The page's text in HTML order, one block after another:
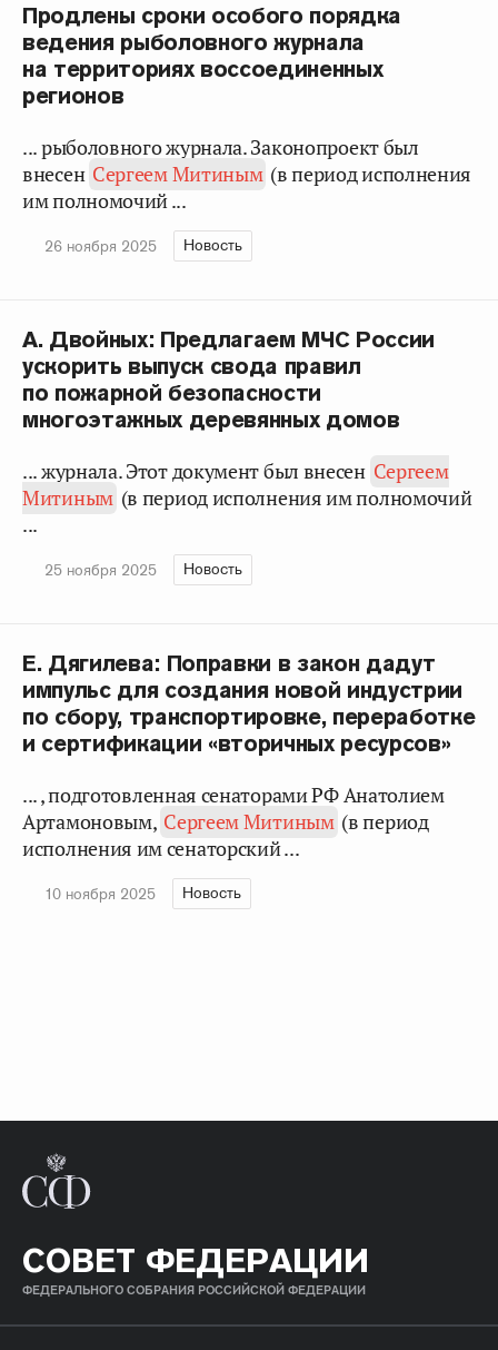
Продлены сроки особого порядка
ведения рыболовного журнала
на территориях воссоединенных
регионов
... рыболовного журнала. Законопроект был
внесен Сергеем Митиным (в период исполнения
им полномочий ...
26 ноября 2025 Новость
А. Двойных: Предлагаем МЧС России
ускорить выпуск свода правил
по пожарной безопасности
многоэтажных деревянных домов
... журнала. Этот документ был внесен Сергеем
Митиным (в период исполнения им полномочий
...
25 ноября 2025 Новость
Е. Дягилева: Поправки в закон дадут
импульс для создания новой индустрии
по сбору, транспортировке, переработке
и сертификации «вторичных ресурсов»
... , подготовленная сенаторами РФ Анатолием
Артамоновым, Сергеем Митиным (в период
исполнения им сенаторский ...
10 ноября 2025 Новость
СОВЕТ ФЕДЕРАЦИИ
ФЕДЕРАЛЬНОГО СОБРАНИЯ РОССИЙСКОЙ ФЕДЕРАЦИИ